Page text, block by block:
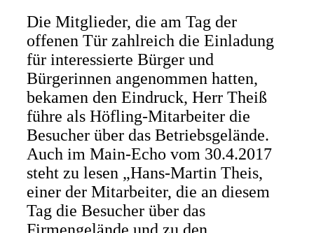
Die Mitglieder, die am Tag der
offenen Tür zahlreich die Einladung
für interessierte Bürger und
Bürgerinnen angenommen hatten,
bekamen den Eindruck, Herr Theiß
führe als Höfling-Mitarbeiter die
Besucher über das Betriebsgelände.
Auch im Main-Echo vom 30.4.2017
steht zu lesen „Hans-Martin Theis,
einer der Mitarbeiter, die an diesem
Tag die Besucher über das